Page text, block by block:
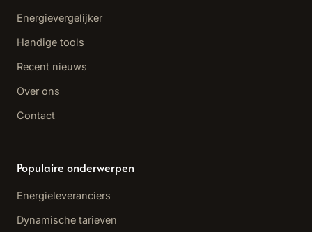
Energievergelijker
Handige tools
Recent nieuws
Over ons
Contact
Populaire onderwerpen
Energieleveranciers
Dynamische tarieven